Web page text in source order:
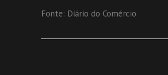
Fonte: Diário do Comércio